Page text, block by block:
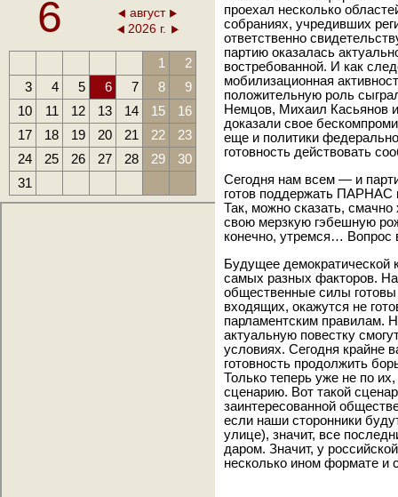
6
август
2026 г.
1
2
3
4 5 6 7 8
9
10
11 12 13 14 15
16
17
18 19 20 21 22
23
24
25 26 27 28 29
30
31
проехал несколько
собраниях, учредивших
ответственно
партию оказалась
востребованной. И как
мобилизационная
положительную роль
Немцов, Михаил Касьянов
доказали свое
еще и политики
готовность действовать
Сегодня нам всем — и
готов поддержать
Так, можно сказать,
свою мерзкую гэбешную
конечно, утремся… Вопрос
Будущее демократической
самых разных факторов.
общественные силы
входящих, окажутся не
парламентским правилам.
актуальную повестку
условиях. Сегодня крайне
готовность продолжить
Только теперь уже не по
сценарию. Вот такой
заинтересованной
если наши сторонники
улице), значит, все
даром. Значит, у
несколько ином формате